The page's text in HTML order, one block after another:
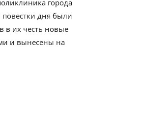
города
дня были
в их честь новые
и вынесены на